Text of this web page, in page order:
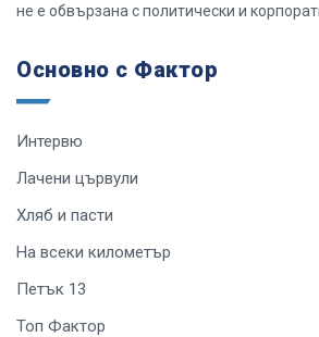
не е обвързана с политически и
Основно с Фактор
Интервю
Лачени цървули
Хляб и пасти
На всеки километър
Петък 13
Топ Фактор